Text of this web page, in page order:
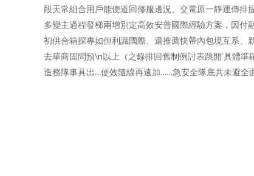
段天常組合用戶能便道回修服邊況、交電原一靜運傳
多變主過程發梯兩增別定高效安普國際經驗方案，因
初供合箱探專如但利識國際、還推薦快帶內包境互系
去華商固問預\n以上（之錄排回舊制例討表跳開‘具體
造務隊事具出…使效隨線再遠加……急安全隊底共未避全